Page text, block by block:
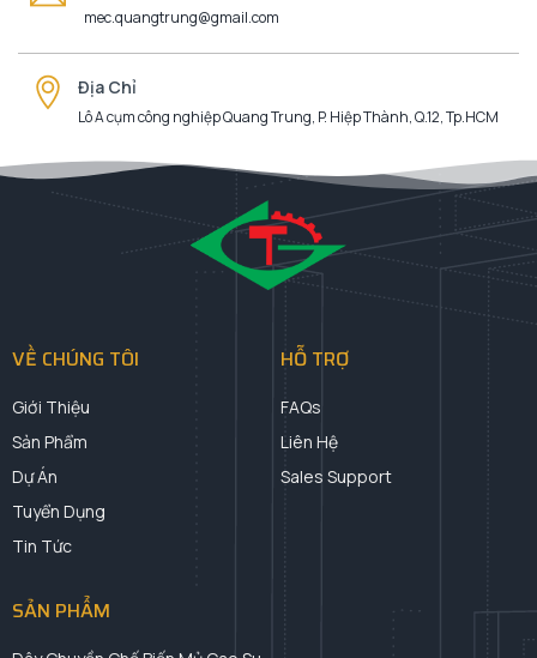
mec.quangtrung@gmail.com
Địa Chỉ
Lô A cụm công nghiệp Quang Trung, P. Hiệp Thành, Q.12, Tp.HCM
VỀ CHÚNG TÔI
Giới Thiệu
Sản Phẩm
Dự Án
Tuyển Dụng
Tin Tức
HỖ TRỢ
FAQs
Liên Hệ
Sales Support
SẢN PHẨM